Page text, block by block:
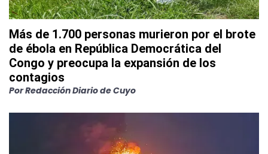
Más de 1.700 personas murieron por el brote
de ébola en República Democrática del
Congo y preocupa la expansión de los
contagios
PorRedacción Diario de Cuyo